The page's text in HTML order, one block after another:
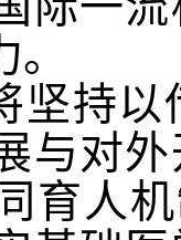
坚持
与对
育人